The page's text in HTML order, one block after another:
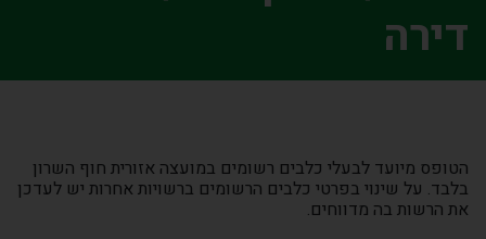
דירה
הטופס מיועד לבעלי כלבים רשומים במועצה אזורית חוף השרון
בלבד. על שינוי בפרטי כלבים הרשומים ברשויות אחרות יש לעדכן
את הרשות בה מדווחים.